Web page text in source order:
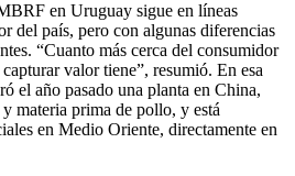
en Uruguay sigue en líneas
del país, pero con algunas diferencias
“Cuanto más cerca del consumidor
valor tiene”, resumió. En esa
el año pasado una planta en China,
materia prima de pollo, y está
en Medio Oriente, directamente en